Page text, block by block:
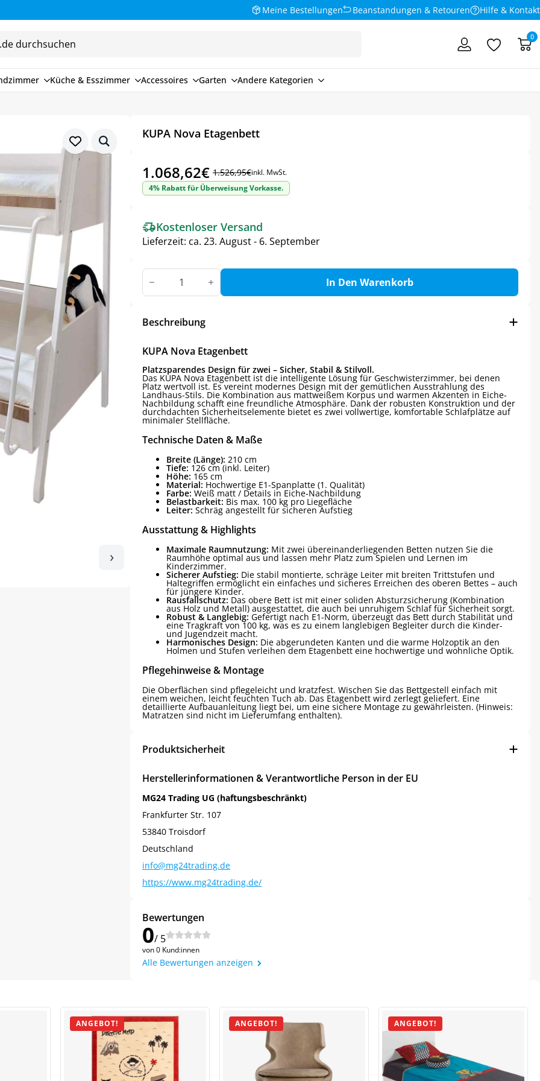
Meine Bestellungen Beanstandungen & Retouren Hilfe & Kontakt
0
Küche & Esszimmer Accessoires Garten Andere Kategorien
›
KUPA Nova Etagenbett
1.526,95€
Ursprünglicher
Preis
1.526,95€
1.068,62€
Aktueller
Preis
1.068,62€.
inkl. MwSt.
4% Rabatt für Überweisung Vorkasse.
Kostenloser Versand
Lieferzeit: ca. 23. August - 6. September
KUPA
Nova
Etagenbett
In Den Warenkorb
Beschreibung
KUPA Nova Etagenbett
Platzsparendes Design für zwei – Sicher, Stabil & Stilvoll.
Das KUPA Nova Etagenbett ist die intelligente Lösung für Geschwisterzimmer, bei denen
Platz wertvoll ist. Es vereint modernes Design mit der gemütlichen Ausstrahlung des
Landhaus-Stils. Die Kombination aus mattweißem Korpus und warmen Akzenten in Eiche-
Nachbildung schafft eine freundliche Atmosphäre. Dank der robusten Konstruktion und der
durchdachten Sicherheitselemente bietet es zwei vollwertige, komfortable Schlafplätze auf
minimaler Stellfläche.
Technische Daten & Maße
Breite (Länge): 210 cm
Tiefe: 126 cm (inkl. Leiter)
Höhe: 165 cm
Material: Hochwertige E1-Spanplatte (1. Qualität)
Farbe: Weiß matt / Details in Eiche-Nachbildung
Belastbarkeit: Bis max. 100 kg pro Liegefläche
Leiter: Schräg angestellt für sicheren Aufstieg
Ausstattung & Highlights
Maximale Raumnutzung: Mit zwei übereinanderliegenden Betten nutzen Sie die
Raumhöhe optimal aus und lassen mehr Platz zum Spielen und Lernen im
Kinderzimmer.
Sicherer Aufstieg: Die stabil montierte, schräge Leiter mit breiten Trittstufen und
Haltegriffen ermöglicht ein einfaches und sicheres Erreichen des oberen Bettes – auch
für jüngere Kinder.
Rausfallschutz: Das obere Bett ist mit einer soliden Absturzsicherung (Kombination
aus Holz und Metall) ausgestattet, die auch bei unruhigem Schlaf für Sicherheit sorgt.
Robust & Langlebig: Gefertigt nach E1-Norm, überzeugt das Bett durch Stabilität und
eine Tragkraft von 100 kg, was es zu einem langlebigen Begleiter durch die Kinder-
und Jugendzeit macht.
Harmonisches Design: Die abgerundeten Kanten und die warme Holzoptik an den
Holmen und Stufen verleihen dem Etagenbett eine hochwertige und wohnliche Optik.
Pflegehinweise & Montage
Die Oberflächen sind pflegeleicht und kratzfest. Wischen Sie das Bettgestell einfach mit
einem weichen, leicht feuchten Tuch ab. Das Etagenbett wird zerlegt geliefert. Eine
detaillierte Aufbauanleitung liegt bei, um eine sichere Montage zu gewährleisten. (Hinweis:
Matratzen sind nicht im Lieferumfang enthalten).
Produktsicherheit
Herstellerinformationen & Verantwortliche Person in der EU
MG24 Trading UG (haftungsbeschränkt)
Frankfurter Str. 107
53840 Troisdorf
Deutschland
info@mg24trading.de
https://www.mg24trading.de/
Bewertungen
0/ 5
von 0 Kund:innen
Alle Bewertungen anzeigen
ANGEBOT! ANGEBOT! ANGEBOT!
Jetzt5% Rabatt